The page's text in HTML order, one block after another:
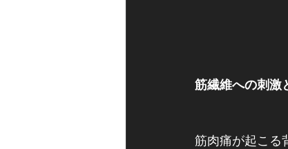
筋繊維への刺激
筋肉痛が起こる